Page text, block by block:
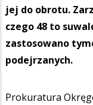
jej do obrotu.
czego 48 to
zastosowano
podejrzanych.
Prokuratura